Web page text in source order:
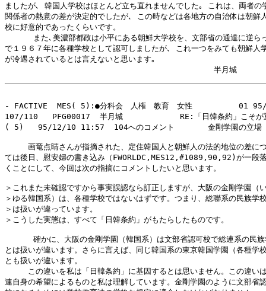
ましたが､ 韓国人学校はほとんど立ち直れませんでした｡ これは、両者の
関係者の熱意の差が決定的でしたが､ この時などは各地方の自治体は朝鮮
校に好意的であったくらいです。
また､美濃部都政は小平にある朝鮮大学校を、文部省の通達に逆ら
で１９６７年に各種学校として認可しましたが､ これ一つをみても朝鮮人
が冷遇されているとは言えないと思います｡
- FACTIVE  MES( 5):●分科会　人権　教育　女性　　　　　　01
107/110   PFG00017  半月城            RE:「日韓条約」こそが
( 5)   95/12/10 11:57  104へのコメント       金剛学園の立場
画竜点睛さんが指摘された、定住韓国人と朝鮮人の法的地位の差に
ては後日、慰安婦の書き込み（FWORLDC,MES12,#1089,90,92)が一段
くことにして、今回は次の指摘にコメントしたいと思います。
＞これまた未確認ですから事実誤認なら訂正しますが、大阪の金剛学園（
＞ゆる韓国系）は、各種学校ではないはずです。つまり、総聯系の民族学
＞は扱いが違っています。
＞こうした実態は、すべて「日韓条約」がもたらしたものです。
確かに、大阪の金剛学園（韓国系）は文部省認可校で総連系の民
とは扱いが違います。さらに言えば、同じ韓国系の東京韓国学園（各種学
とも扱いが違います。
この違いを私は「日韓条約」に基因するとは思いません。この違い
連自身の希望によるものと私は理解しています。金剛学園のように文部省